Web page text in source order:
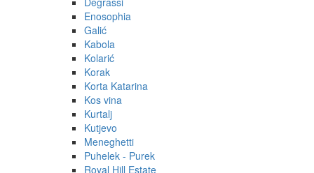
Enosophia
Galić
Kabola
Kolarić
Korak
Korta Katarina
Kos vina
Kurtalj
Kutjevo
Meneghetti
Puhelek - Purek
Royal Hill Estate